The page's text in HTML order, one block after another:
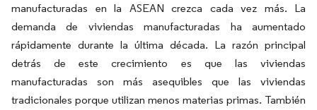
manufacturadas en la ASEAN crezca cada vez más. La
demanda de viviendas manufacturadas ha aumentado
rápidamente durante la última década. La razón principal
detrás de este crecimiento es que las viviendas
manufacturadas son más asequibles que las viviendas
tradicionales porque utilizan menos materias primas. También